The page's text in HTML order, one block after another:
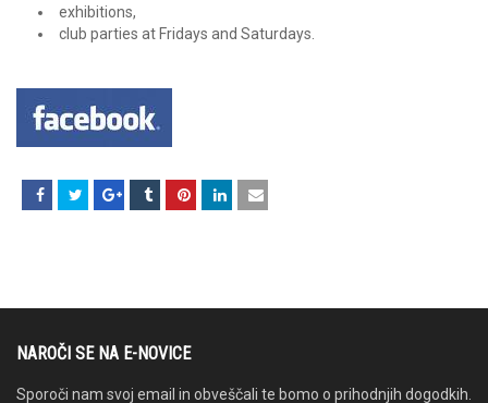
exhibitions,
club parties at Fridays and Saturdays.
NAROČI SE NA E-NOVICE
Sporoči nam svoj email in obveščali te bomo o prihodnjih dogodkih.